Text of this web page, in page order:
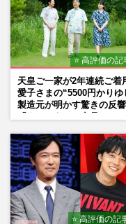
⭐ 高評価の
天皇ご一家が2年連続ご着
愛子さまの“5500円かりゆ
製造元が明かす驚きの反響
⭐ 高評価の記